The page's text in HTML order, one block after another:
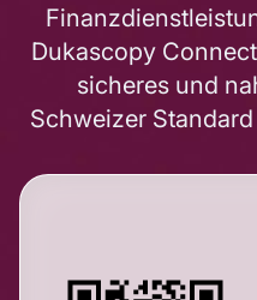
Dukascopy
sicheres und
Schweizer